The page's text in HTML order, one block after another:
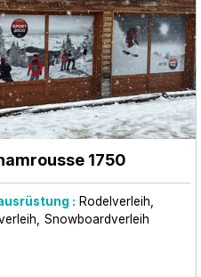
1750
: Rodelverleih
Snowboardverleih